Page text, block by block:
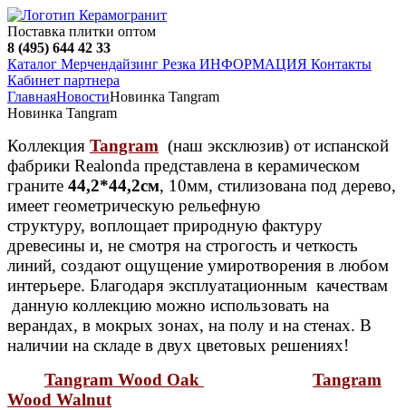
Поставка плитки оптом
8 (495) 644 42 33
Каталог Мерчендайзинг Резка ИНФОРМАЦИЯ Контакты
Кабинет партнера
ГлавнаяНовостиНовинка Tangram
Новинка Tangram
Коллекция Tangram (наш эксклюзив) от испанской
фабрики Realonda представлена в керамическом
граните 44,2*44,2см, 10мм, стилизована под дерево,
имеет геометрическую рельефную
структуру, воплощает природную фактуру
древесины и, не смотря на строгость и четкость
линий, создают ощущение умиротворения в любом
интерьере. Благодаря эксплуатационным качествам
данную коллекцию можно использовать на
верандах, в мокрых зонах, на полу и на стенах. В
наличии на складе в двух цветовых решениях!
Tangram Wood Oak
Tangram
Wood Walnut